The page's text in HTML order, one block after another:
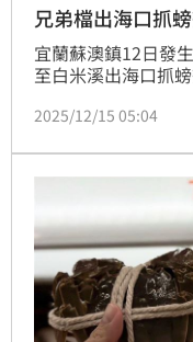
兄弟檔出海口抓
宜蘭蘇澳鎮12日發
至白米溪出海口抓
2025/12/15 05:04